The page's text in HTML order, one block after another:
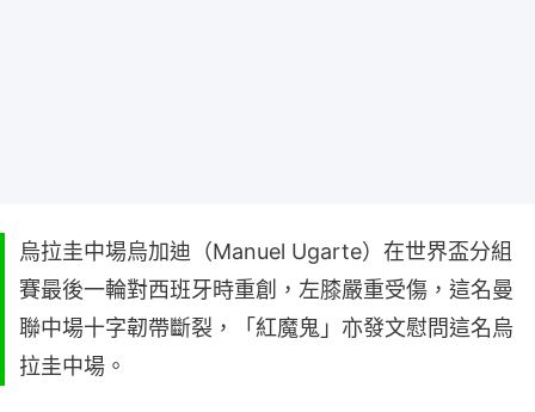
烏拉圭中場烏加迪（Manuel Ugarte）在世界盃分組
賽最後一輪對西班牙時重創，左膝嚴重受傷，這名曼
聯中場十字韌帶斷裂，「紅魔鬼」亦發文慰問這名烏
拉圭中場。